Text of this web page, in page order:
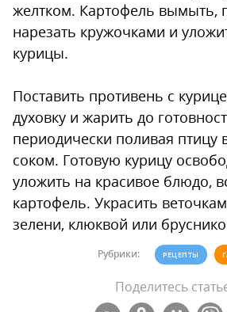
желтком. Картофель вымыть,
нарезать кружочками и
курицы.
Поставить противень с
духовку и жарить до
периодически поливая
соком. Готовую курицу
уложить на красивое блюдо,
картофель. Украсить
зелени, клюквой или
Рубрики: РЕЦЕПТЫ
Поделитесь